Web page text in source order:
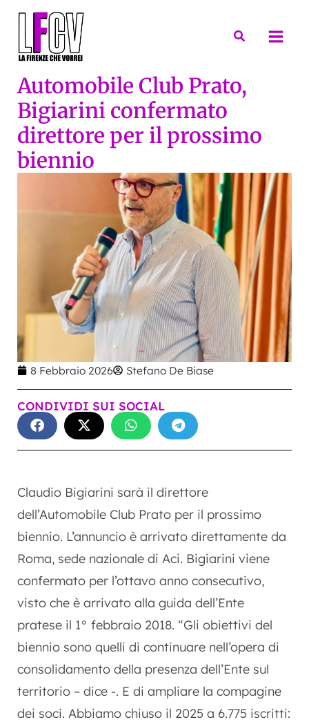
Cerca
Automobile Club Prato,
Bigiarini confermato
direttore per il prossimo
biennio
8 Febbraio 2026 Stefano De Biase
CONDIVIDI SUI SOCIAL
Claudio Bigiarini sarà il direttore
dell’Automobile Club Prato per il prossimo
biennio. L’annuncio è arrivato direttamente da
Roma, sede nazionale di Aci. Bigiarini viene
confermato per l’ottavo anno consecutivo,
visto che è arrivato alla guida dell’Ente
pratese il 1° febbraio 2018. “Gli obiettivi del
biennio sono quelli di continuare nell’opera di
consolidamento della presenza dell’Ente sul
territorio – dice -. E di ampliare la compagine
dei soci. Abbiamo chiuso il 2025 a 6.775 iscritti: